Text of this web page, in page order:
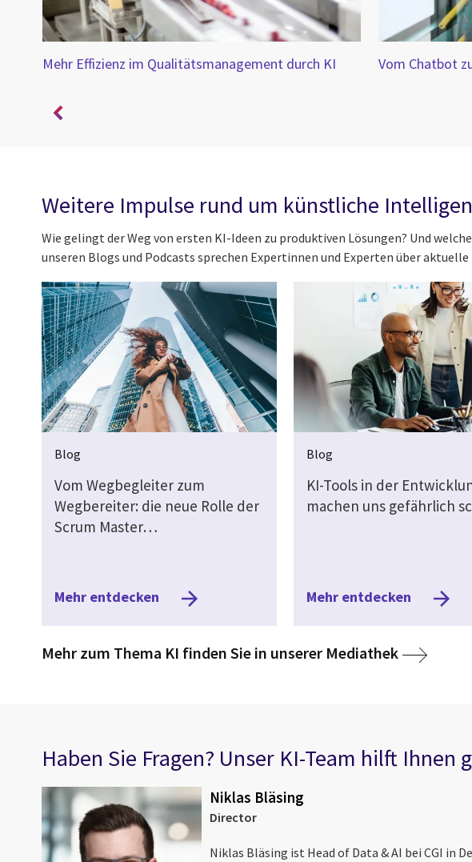
Mehr Effizienz im Qualitätsmanagement durch KI Vom Chatbot
Weitere Impulse rund um künstliche
Wie gelingt der Weg von ersten KI-Ideen zu produktiven Lösungen? Und
unseren Blogs und Podcasts sprechen Expertinnen und Experten über
Blog
Vom Wegbegleiter zum
Wegbereiter: die neue Rolle der
Scrum Master…
Mehr entdecken
Blog
KI-Tools in der
machen uns gefährlich
Mehr entdecken
Mehr zum Thema KI finden Sie in unserer Mediathekmedia
Haben Sie Fragen? Unser KI-Team hilft Ihnen
Niklas Bläsing
Director
Niklas Bläsing ist Head of Data & AI bei CGI in